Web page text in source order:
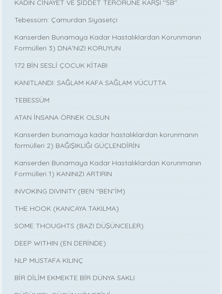
KADIN CİNAYET VE ŞİDDET TERÖRÜNE KARŞI ''5B''
Tebessüm: Çamurdan Siyasetçi
Kanserden Bunamaya Kadar Hastalıklardan Korunmanın
Formülleri 3) DNA'NIZI KORUYUN
172 BİN SESLİ ÇOCUK KİTABI
KANITLANDI: SAĞLAM KAFA SAĞLAM VÜCUTTA
TEBESSÜM
ATAN İNSANA ÖRNEK OLSUN
Kanserden bunamaya kadar hastalıklardan korunmanın
formülleri 2) BAĞIŞIKLIĞI GÜÇLENDİRİN
Kanserden Bunamaya Kadar Hastalıklardan Korunmanın
Formülleri 1) KANINIZI ARTIRIN
INVOKING DIVINITY (BEN “BEN”İM)
THE HOOK (KANCAYA TAKILMA)
SOME THOUGHTS (BAZI DÜŞÜNCELER)
DEEP WITHIN (EN DERİNDE)
NLP MUSTAFA KILINÇ
BİR DİLİM EKMEKTE BİR DÜNYA SAKLI